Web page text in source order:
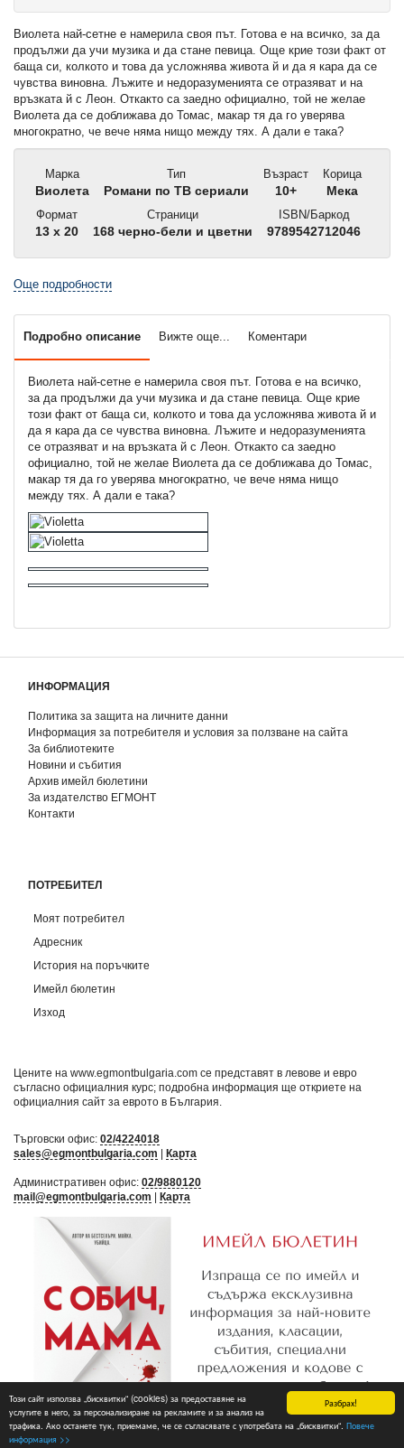
Разбрах!
Този сайт използва „бисквитки“ (cookies) за предоставяне на
услугите в него, за персонализиране на рекламите и за анализ на
трафика. Ако останете тук, приемаме, че се съгласявате с употребата на „бисквитки“. Повече
информация >>
Виолета най-сетне е намерила своя път. Готова е на всичко, за да
продължи да учи музика и да стане певица. Още крие този факт от
баща си, колкото и това да усложнява живота й и да я кара да се
чувства виновна. Лъжите и недоразуменията се отразяват и на
връзката й с Леон. Откакто са заедно официално, той не желае
Виолета да се доближава до Томас, макар тя да го уверява
многократно, че вече няма нищо между тях. А дали е така?
Марка
Виолета
Тип
Романи по ТВ сериали
Възраст
10+
Корица
Мека
Формат
13 x 20
Страници
168 черно-бели и цветни
ISBN/Баркод
9789542712046
Още подробности
Подробно описание Вижте още... Коментари
Виолета най-сетне е намерила своя път. Готова е на всичко,
за да продължи да учи музика и да стане певица. Още крие
този факт от баща си, колкото и това да усложнява живота й и
да я кара да се чувства виновна. Лъжите и недоразуменията
се отразяват и на връзката й с Леон. Откакто са заедно
официално, той не желае Виолета да се доближава до Томас,
макар тя да го уверява многократно, че вече няма нищо
между тях. А дали е така?
ИНФОРМАЦИЯ
Политика за защита на личните данни
Информация за потребителя и условия за ползване на сайта
За библиотеките
Новини и събития
Архив имейл бюлетини
За издателство ЕГМОНТ
Контакти
ПОТРЕБИТЕЛ
Моят потребител
Адресник
История на поръчките
Имейл бюлетин
Изход
Цените на www.egmontbulgaria.com се представят в левове и евро
съгласно официалния курс; подробна информация ще откриете на
официалния сайт за еврото в България
Търговски офис: 02/4224018
sales@egmontbulgaria.com
Карта
Административен офис: 02/9880120
mail@egmontbulgaria.com
Карта